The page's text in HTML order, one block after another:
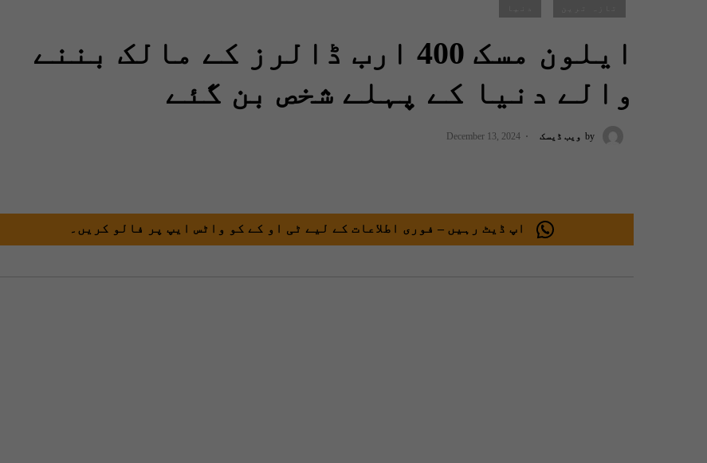
ایلون مسک 400 ارب ڈالرز کے مالک بننے
والے دنیا کے پہلے شخص بن گئے
by ویب ڈیسک December 13, 2024
اپ ڈیٹ رہیں – فوری اطلاعات کے لیے ٹی او کے کو واٹس ایپ پر فالو کریں۔